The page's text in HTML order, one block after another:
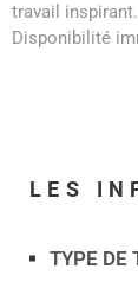
travail inspirant.
Disponibilité
LES
TYPE DE